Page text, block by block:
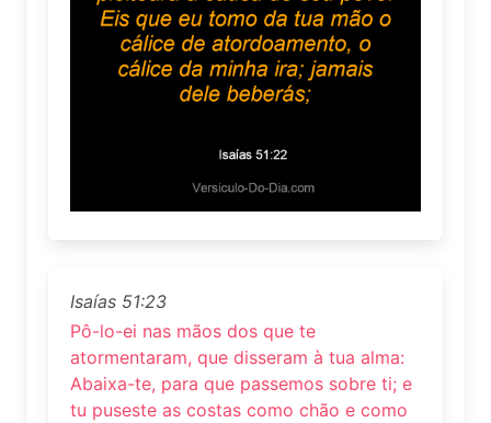
Isaías 51:23
Pô-lo-ei nas mãos dos que te
atormentaram, que disseram à tua alma:
Abaixa-te, para que passemos sobre ti; e
tu puseste as costas como chão e como